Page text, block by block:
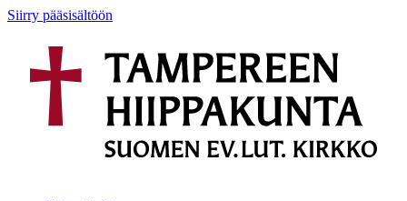
Siirry pääsisältöön